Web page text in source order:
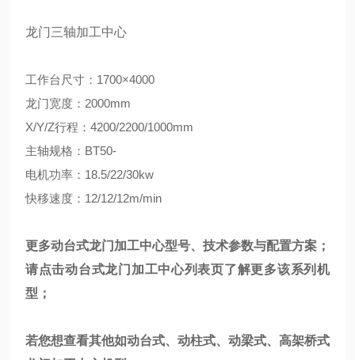
龙门三轴加工中心
工作台尺寸：1700×4000
龙门宽度：2000mm
X/Y/Z行程：4200/2200/1000mm
主轴规格：BT50-
电机功率：18.5/22/30kw
快移速度：12/12/12m/min
更多动台式龙门加工中心型号、技术参数与配置方案；
请点击动台式龙门加工中心列表页了解更多该系列机
型；
若您想查看其他如动台式、动柱式、动梁式、高架桥式